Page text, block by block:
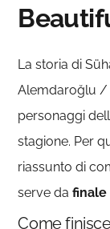
La storia di
Alemdaroğlu /
personaggi
stagione. Per
riassunto di
serve dafinale
Come